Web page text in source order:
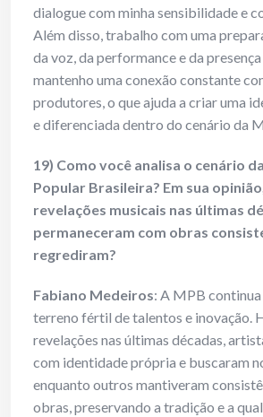
dialogue com minha sensibilidade e
Além disso, trabalho com uma
da voz, da performance e da
mantenho uma conexão constante
produtores, o que ajuda a criar uma
e diferenciada dentro do cenário da
19) Como você analisa o cenário
Popular Brasileira? Em sua
revelações musicais nas últimas
permaneceram com obras
regrediram?
Fabiano Medeiros: A MPB continua
terreno fértil de talentos e inovação.
revelações nas últimas décadas,
com identidade própria e buscaram
enquanto outros mantiveram
obras, preservando a tradição e a